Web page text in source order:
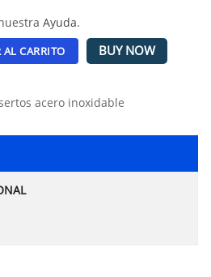
Ayuda.
CARRITO BUY NOW
acero inoxidable